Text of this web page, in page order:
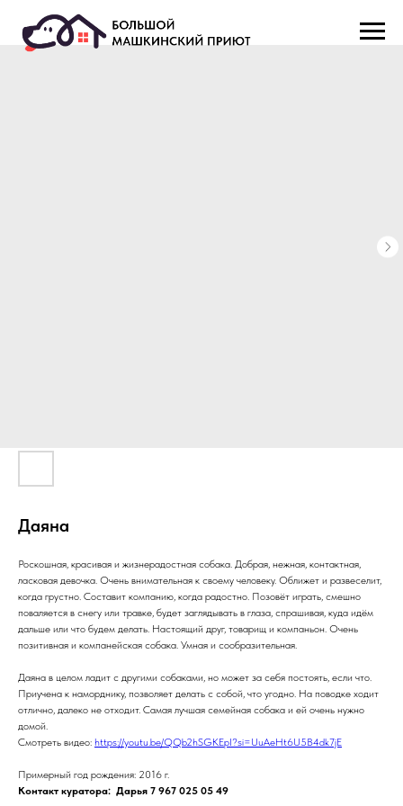
Даяна
Роскошная, красивая и жизнерадостная собака. Добрая, нежная, контактная,
ласковая девочка. Очень внимательная к своему человеку. Оближет и развеселит,
когда грустно. Составит компанию, когда радостно. Позовёт играть, смешно
поваляется в снегу или травке, будет заглядывать в глаза, спрашивая, куда идём
дальше или что будем делать. Настоящий друг, товарищ и компаньон. Очень
позитивная и компанейская собака. Умная и сообразительная.
Даяна в целом ладит с другими собаками, но может за себя постоять, если что.
Приучена к наморднику, позволяет делать с собой, что угодно. На поводке ходит
отлично, далеко не отходит. Самая лучшая семейная собака и ей очень нужно
домой.
Смотреть видео: https://youtu.be/QQb2hSGKEpI?si=UuAeHt6U5B4dk7jE
Примерный год рождения: 2016 г.
Контакт куратора: Дарья 7 967 025 05 49